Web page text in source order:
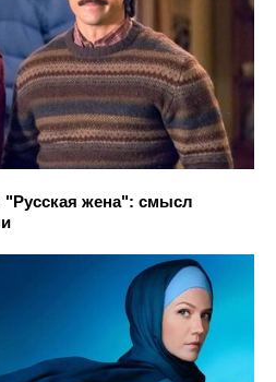
"Русская жена": смысл